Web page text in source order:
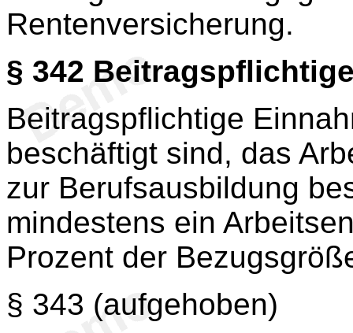
Rentenversicherung.
§ 342
Beitragspflichtige
beschäftigt sind, das
zur Berufsausbildung
mindestens ein
Prozent der
§ 343 (aufgehoben)